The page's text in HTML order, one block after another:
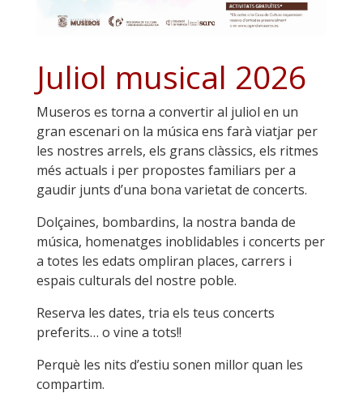
Juliol musical 2026
Museros es torna a convertir al juliol en un
gran escenari on la música ens farà viatjar per
les nostres arrels, els grans clàssics, els ritmes
més actuals i per propostes familiars per a
gaudir junts d’una bona varietat de concerts.
Dolçaines, bombardins, la nostra banda de
música, homenatges inoblidables i concerts per
a totes les edats ompliran places, carrers i
espais culturals del nostre poble.
Reserva les dates, tria els teus concerts
preferits… o vine a tots!!
Perquè les nits d’estiu sonen millor quan les
compartim.